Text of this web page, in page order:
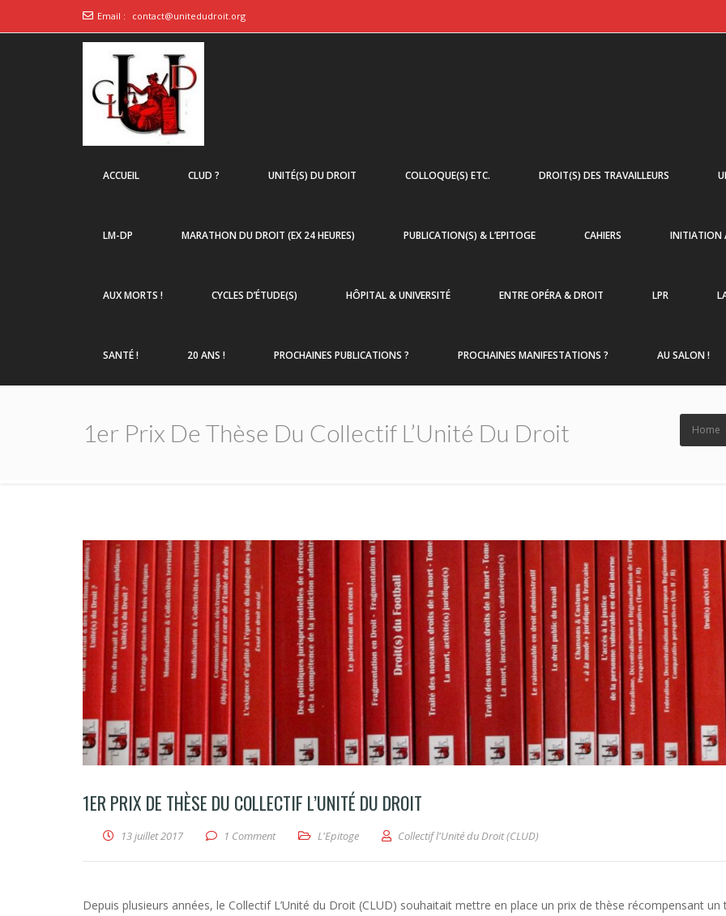
Email : contact@unitedudroit.org
ACCUEIL CLUD ? UNITÉ(S) DU DROIT COLLOQUE(S) ETC. DROIT(S) DES TRAVAILLEURS
LM-DP MARATHON DU DROIT (EX 24 HEURES) PUBLICATION(S) & L’EPITOGE CAHIERS INITIATION
AUX MORTS ! CYCLES D’ÉTUDE(S) HÔPITAL & UNIVERSITÉ ENTRE OPÉRA & DROIT LPR
SANTÉ ! 20 ANS ! PROCHAINES PUBLICATIONS ? PROCHAINES MANIFESTATIONS ? AU SALON !
1er Prix De Thèse Du Collectif L’Unité Du Droit Home
1ER PRIX DE THÈSE DU COLLECTIF L’UNITÉ DU DROIT
13 juillet 2017 1 Comment L'Epitoge Collectif l'Unité du Droit (CLUD)
Depuis plusieurs années, le Collectif L’Unité du Droit (CLUD) souhaitait mettre en place un prix de thèse récompensant un